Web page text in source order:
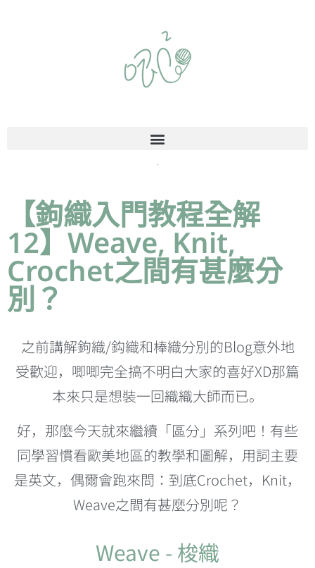
【鉤織入門教程全解
12】Weave, Knit,
Crochet之間有甚麼分
別？
之前講解鉤織/鈎織和棒織分別的Blog意外地
受歡迎，唧唧完全搞不明白大家的喜好XD那篇
本來只是想裝一回織織大師而已。
好，那麼今天就來繼續「區分」系列吧！有些
同學習慣看歐美地區的教學和圖解，用詞主要
是英文，偶爾會跑來問：到底Crochet，Knit，
Weave之間有甚麼分別呢？
Weave - 梭織